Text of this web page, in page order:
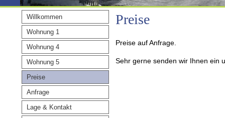
Willkommen
Wohnung 1
Wohnung 4
Wohnung 5
Preise
Anfrage
Lage & Kontakt
Preise
Preise auf Anfrage.
Sehr gerne senden wir Ihnen ein